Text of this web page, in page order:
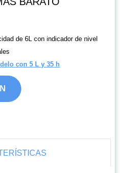
de 6L con indicador de nivel
con 5 L y 35 h